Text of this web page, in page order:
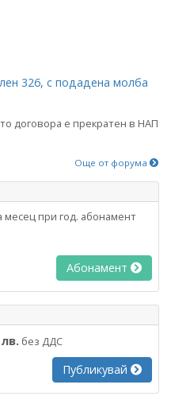
326, с подадена молба
договора е прекратен в НАП
Още от форума
месец при год. абонамент
Абонамент
без ДДС
Публикувай